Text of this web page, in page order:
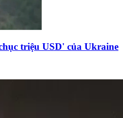
triệu USD' của Ukraine